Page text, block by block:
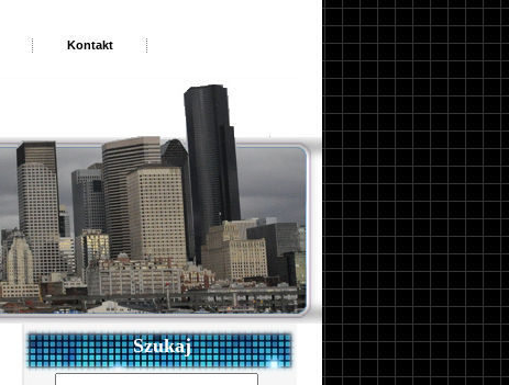
Kontakt
Szukaj